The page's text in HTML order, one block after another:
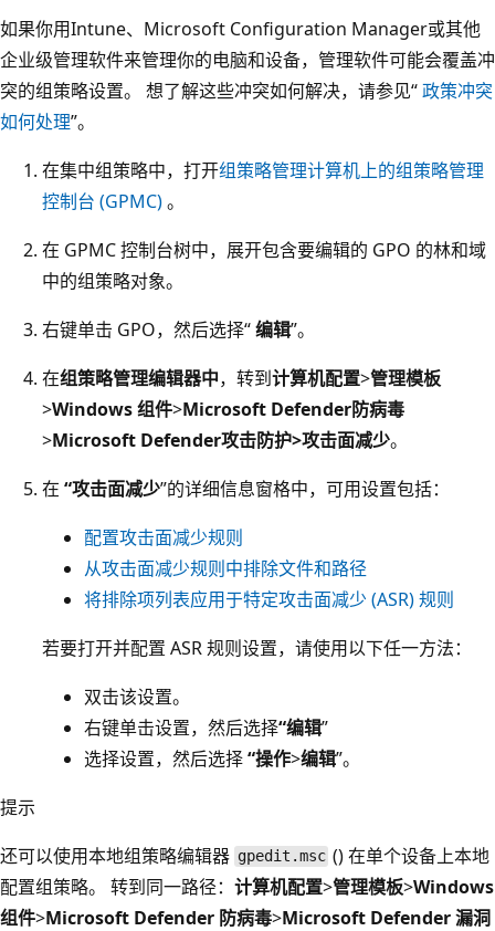
如果你用Intune、Microsoft Configuration Manager或其他
企业级管理软件来管理你的电脑和设备，管理软件可能会覆盖冲
突的组策略设置。 想了解这些冲突如何解决，请参见“政策冲突
如何处理”。
在集中组策略中，打开组策略管理计算机上的组策略管理
控制台 (GPMC)。
在 GPMC 控制台树中，展开包含要编辑的 GPO 的林和域
中的组策略对象。
右键单击 GPO，然后选择“编辑”。
在组策略管理编辑器中，转到计算机配置>管理模板
>Windows 组件>Microsoft Defender防病毒
>Microsoft Defender攻击防护>攻击面减少。
在 “攻击面减少”的详细信息窗格中，可用设置包括：
配置攻击面减少规则
从攻击面减少规则中排除文件和路径
将排除项列表应用于特定攻击面减少 (ASR) 规则
若要打开并配置 ASR 规则设置，请使用以下任一方法：
双击该设置。
右键单击设置，然后选择“编辑”
选择设置，然后选择“操作>编辑”。
提示
还可以使用本地组策略编辑器 gpedit.msc () 在单个设备上本地
配置组策略。 转到同一路径： 计算机配置>管理模板>Windows
组件>Microsoft Defender 防病毒>Microsoft Defender 漏洞